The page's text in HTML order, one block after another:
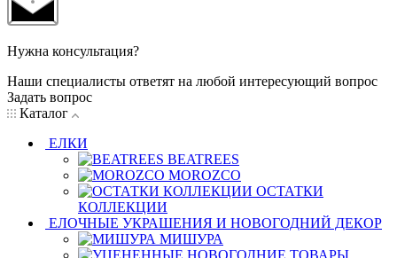
Нужна консультация?
Наши специалисты ответят на любой интересующий вопрос
Задать вопрос
Каталог
ЕЛКИ
BEATREES
MOROZCO
ОСТАТКИ
КОЛЛЕКЦИИ
ЕЛОЧНЫЕ УКРАШЕНИЯ И НОВОГОДНИЙ ДЕКОР
МИШУРА